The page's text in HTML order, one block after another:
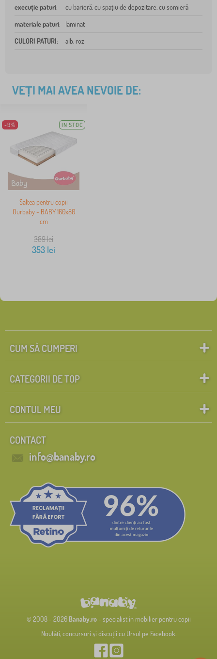
execuție paturi: cu barieră, cu spațiu de depozitare, cu somieră
materiale paturi: laminat
CULORI PATURI: alb, roz
VEȚI MAI AVEA NEVOIE DE:
-9% IN STOC
Saltea pentru copii
Ourbaby - BABY 160x80
cm
389lei
353 lei
CUM SĂ CUMPERI
CATEGORII DE TOP
CONTUL MEU
CONTACT
info@banaby.ro
© 2008 - 2026 Banaby.ro- specialist în mobilier pentru copii
Noutăți, concursuri și discuții cu Ursul pe Facebook.